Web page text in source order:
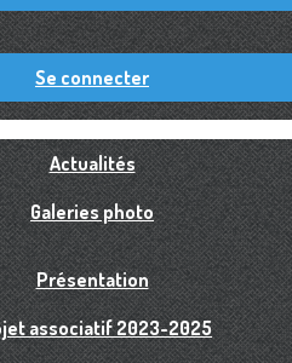
Se connecter
Actualités
Galeries photo
Présentation
associatif 2023-2025